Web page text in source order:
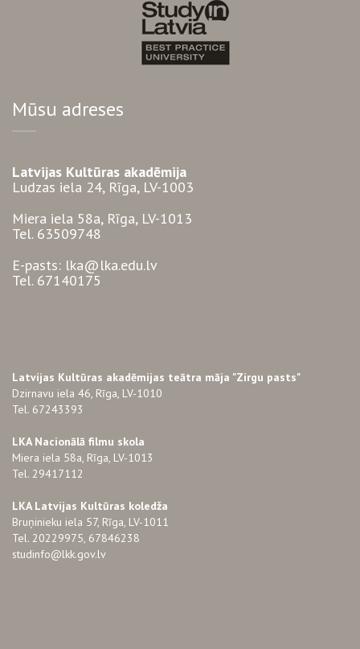
Mūsu adreses
Latvijas Kultūras akadēmija
Ludzas iela 24, Rīga, LV-1003
Miera iela 58a, Rīga, LV-1013
Tel. 63509748
E-pasts: lka@lka.edu.lv
Tel. 67140175
Latvijas Kultūras akadēmijas teātra māja "Zirgu pasts"
Dzirnavu iela 46, Rīga, LV-1010
Tel. 67243393
LKA Nacionālā filmu skola
Miera iela 58a, Rīga, LV-1013
Tel. 29417112
LKA Latvijas Kultūras koledža
Bruņinieku iela 57, Rīga, LV-1011
Tel. 20229975, 67846238
studinfo@lkk.gov.lv